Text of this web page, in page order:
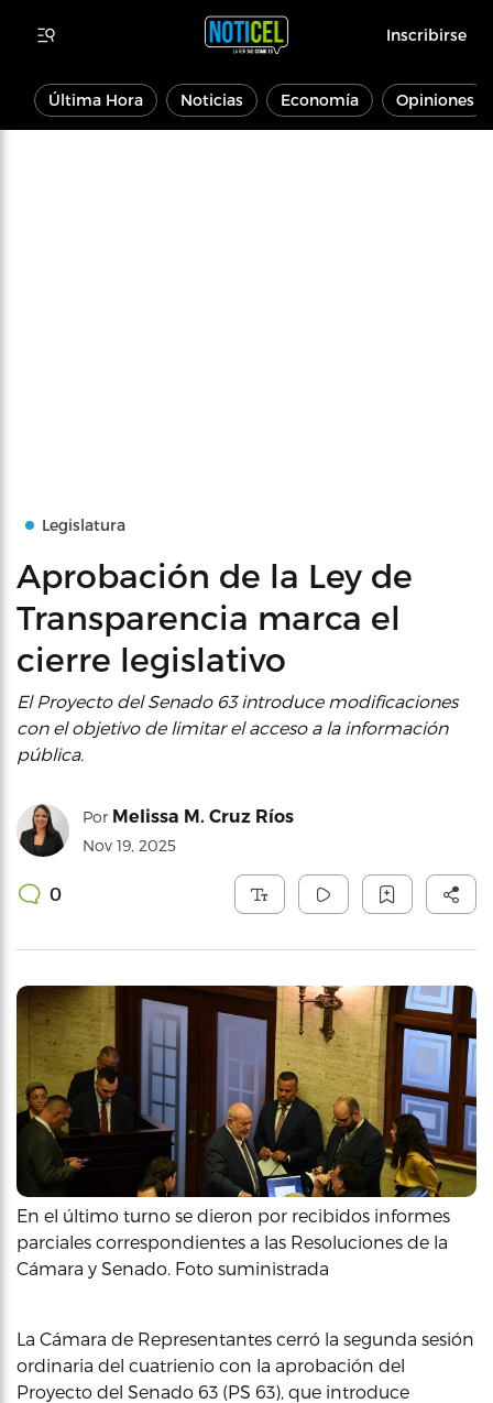
Inscribirse
Última Hora Noticias Economía Opiniones
Legislatura
Aprobación de la Ley de
Transparencia marca el
cierre legislativo
El Proyecto del Senado 63 introduce modificaciones
con el objetivo de limitar el acceso a la información
pública.
Por Melissa M. Cruz Ríos
Nov 19, 2025
0
En el último turno se dieron por recibidos informes
parciales correspondientes a las Resoluciones de la
Cámara y Senado. Foto suministrada
La Cámara de Representantes cerró la segunda sesión
ordinaria del cuatrienio con la aprobación del
Proyecto del Senado 63 (PS 63), que introduce